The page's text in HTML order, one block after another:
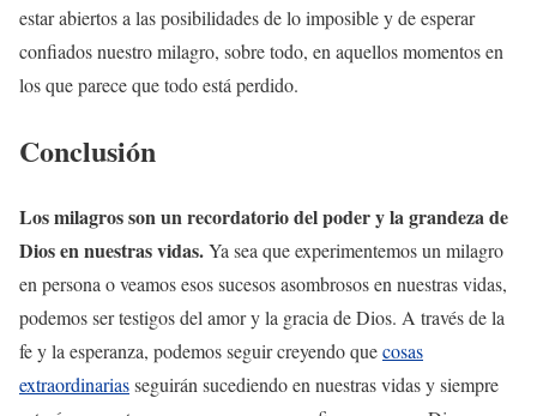
estar abiertos a las posibilidades de lo imposible y de esperar
confiados nuestro milagro, sobre todo, en aquellos momentos en
los que parece que todo está perdido.
Conclusión
Los milagros son un recordatorio del poder y la grandeza de
Dios en nuestras vidas.Ya sea que experimentemos un milagro
en persona o veamos esos sucesos asombrosos en nuestras vidas,
podemos ser testigos del amor y la gracia de Dios. A través de la
fe y la esperanza, podemos seguir creyendo quecosas
extraordinariasseguirán sucediendo en nuestras vidas y siempre